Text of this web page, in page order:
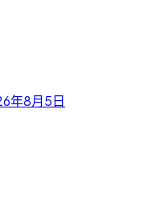
年8月5日